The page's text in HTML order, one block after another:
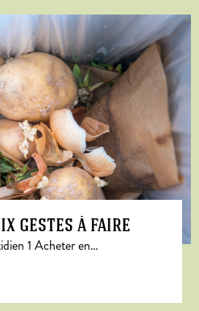
gestes à faire
1 Acheter en…